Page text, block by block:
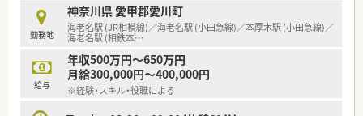
【募集背景と求める人物像について】
■今後のさらなる店舗展開や組織体制の強化を見据え、新たな環
境で活躍したい正社員を急募しております。
■患者様のために優しく感じ良く応対できる穏やかな人柄の方
や、日々の業務へ一生懸命に取り組む姿勢を持った方を歓迎しま
す。
■ご自身のこれまでの経歴におごることなく、謙虚で素直な気持
勤務地
神奈川県 愛甲郡愛川町
海老名駅 (JR相模線)／海老名駅 (小田急線)／本厚木駅 (小田急線)／
海老名駅 (相鉄本…
給与
年収500万円～650万円
月給300,000円～400,000円
※経験・スキル・役職による